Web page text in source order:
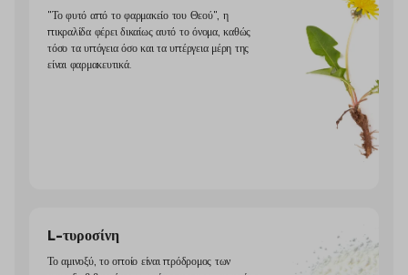
"Το φυτό από το φαρμακείο του Θεού", η
πικραλίδα φέρει δικαίως αυτό το όνομα, καθώς
τόσο τα υπόγεια όσο και τα υπέργεια μέρη της
είναι φαρμακευτικά.
L-τυροσίνη
Το αμινοξύ, το οποίο είναι πρόδρομος των